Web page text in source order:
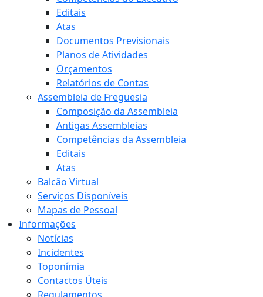
Editais
Atas
Documentos Previsionais
Planos de Atividades
Orçamentos
Relatórios de Contas
Assembleia de Freguesia
Composição da Assembleia
Antigas Assembleias
Competências da Assembleia
Editais
Atas
Balcão Virtual
Serviços Disponíveis
Mapas de Pessoal
Informações
Notícias
Incidentes
Toponímia
Contactos Úteis